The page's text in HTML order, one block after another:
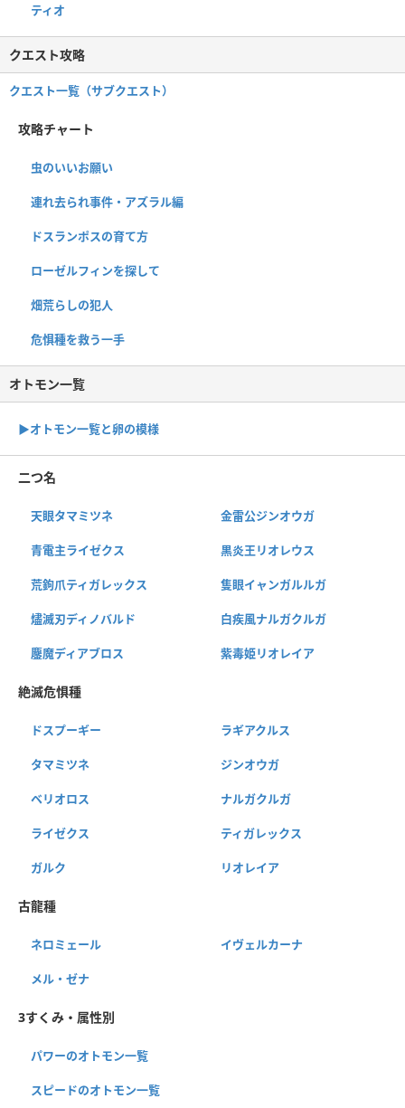
ティオ
クエスト攻略
クエスト一覧（サブクエスト）
攻略チャート
虫のいいお願い
連れ去られ事件・アズラル編
ドスランポスの育て方
ローゼルフィンを探して
畑荒らしの犯人
危惧種を救う一手
オトモン一覧
▶︎オトモン一覧と卵の模様
二つ名
天眼タマミツネ 金雷公ジンオウガ
青電主ライゼクス 黒炎王リオレウス
荒鉤爪ティガレックス 隻眼イャンガルルガ
燼滅刃ディノバルド 白疾風ナルガクルガ
鏖魔ディアブロス 紫毒姫リオレイア
絶滅危惧種
ドスプーギー ラギアクルス
タマミツネ ジンオウガ
ベリオロス ナルガクルガ
ライゼクス ティガレックス
ガルク リオレイア
古龍種
ネロミェール イヴェルカーナ
メル・ゼナ
3すくみ・属性別
パワーのオトモン一覧
スピードのオトモン一覧